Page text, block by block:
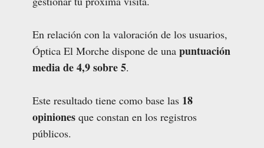
En relación con la valoración de los usuarios,
Óptica El Morche dispone de una puntuación
media de 4,9 sobre 5.
Este resultado tiene como base las 18
opiniones que constan en los registros
públicos.